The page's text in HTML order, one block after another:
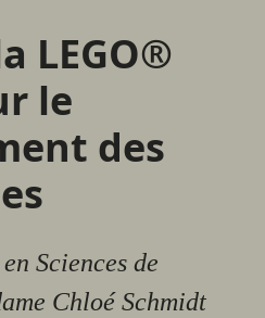
LEGO®
le
des
Sciences de
Chloé Schmidt